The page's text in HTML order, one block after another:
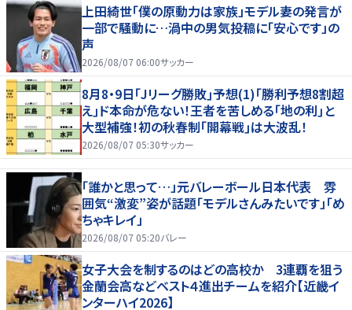
上田綺世「僕の原動力は家族」モデル妻の発言が
一部で騒動に…渦中の男気投稿に「安心です」の
声
2026/08/07 06:00サッカー
8月8・9日｢Jリーグ勝敗｣予想(1)｢勝利予想8割超
え｣ド本命が危ない！王者を苦しめる｢地の利｣と
大型補強！初の秋春制｢開幕戦｣は大波乱！
2026/08/07 05:30サッカー
「誰かと思って…」元バレーボール日本代表 雰
囲気“激変”姿が話題「モデルさんみたいです」「め
ちゃキレイ」
2026/08/07 05:20バレー
女子大会を制するのはどの高校か 3連覇を狙う
金蘭会高などベスト４進出チームを紹介【近畿イ
ンターハイ2026】